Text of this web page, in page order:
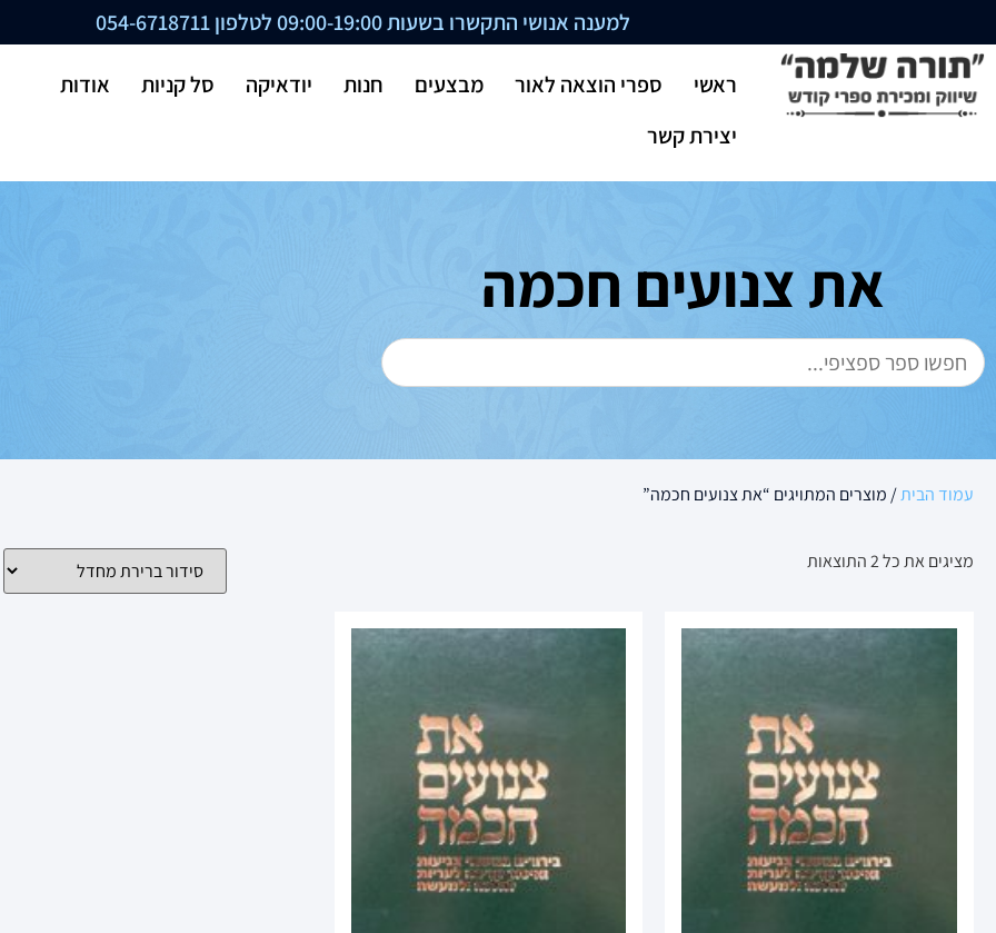
למענה אנושי התקשרו בשעות 09:00-19:00 לטלפון 054-6718711
ראשי ספרי הוצאה לאור מבצעים חנות יודאיקה סל קניות
אודות
יצירת קשר
את צנועים חכמה
עמוד הבית/ מוצרים המתויגים “את צנועים חכמה”
מציגים את כל ⁦2⁩ התוצאות